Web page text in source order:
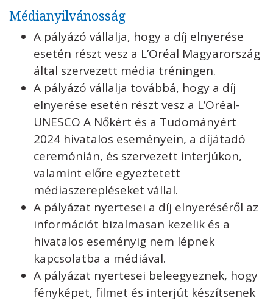
Médianyilvánosság
A pályázó vállalja, hogy a díj elnyerése
esetén részt vesz a L’Oréal Magyarország
által szervezett média tréningen.
A pályázó vállalja továbbá, hogy a díj
elnyerése esetén részt vesz a L’Oréal-
UNESCO A Nőkért és a Tudományért
2024 hivatalos eseményein, a díjátadó
ceremónián, és szervezett interjúkon,
valamint előre egyeztetett
médiaszerepléseket vállal.
A pályázat nyertesei a díj elnyeréséről az
információt bizalmasan kezelik és a
hivatalos eseményig nem lépnek
kapcsolatba a médiával.
A pályázat nyertesei beleegyeznek, hogy
fényképet, filmet és interjút készítsenek